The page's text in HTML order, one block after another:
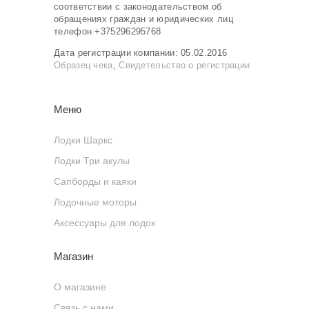
соответствии с законодательством об
обращениях граждан и юридических лиц
телефон +375296295768
Дата регистрации компании: 05.02.2016
Образец чека ,Свидетельство о регистрации
Меню
Лодки Шаркс
Лодки Три акулы
Сапборды и каяки
Лодочные моторы
Аксессуары для лодок
Магазин
О магазине